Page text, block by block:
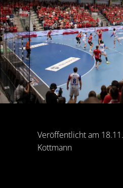
Veröffentlicht am
Kottmann